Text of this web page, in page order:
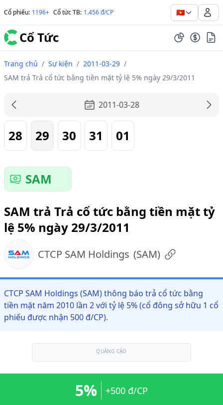
Cổ phiếu: 1196+ Cổ tức TB: 1.456 đ/CP 🇻🇳
Cổ Tức
Trang chủ / Sự kiện / 2011-03-29 /
SAM trả Trả cổ tức bằng tiền mặt tỷ lệ 5% ngày 29/3/2011
2011-03-28
28 29 30 31 01
SAM
SAM trả Trả cổ tức bằng tiền mặt tỷ
lệ 5% ngày 29/3/2011
CTCP SAM Holdings (SAM)
CTCP SAM Holdings (SAM) thông báo trả cổ tức bằng
tiền mặt năm 2010 lần 2 với tỷ lệ 5% (cổ đông sở hữu 1 cổ
phiếu được nhận 500 đ/CP).
QUẢNG CÁO
5% +500 đ/CP